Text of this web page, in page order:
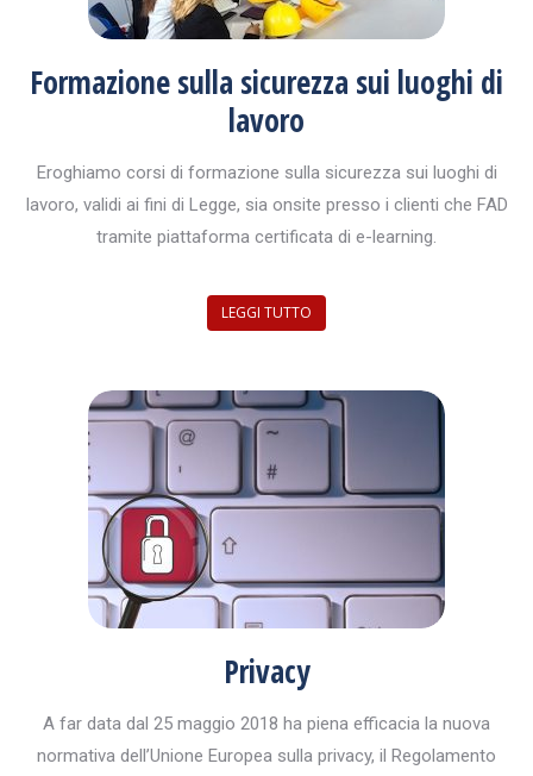
Formazione sulla sicurezza sui luoghi di
lavoro
Eroghiamo corsi di formazione sulla sicurezza sui luoghi di
lavoro, validi ai fini di Legge, sia onsite presso i clienti che FAD
tramite piattaforma certificata di e-learning.
LEGGI TUTTO
Privacy
A far data dal 25 maggio 2018 ha piena efficacia la nuova
normativa dell’Unione Europea sulla privacy, il Regolamento